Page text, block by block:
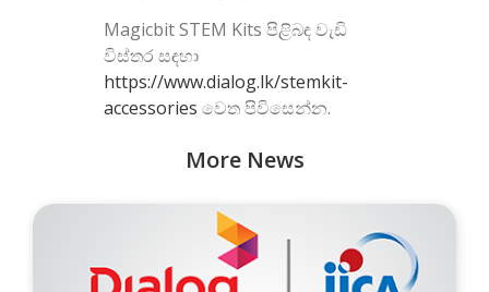
Magicbit STEM Kits පිළිබඳ වැඩි
විස්තර සඳහා
https://www.dialog.lk/stemkit-
accessories වෙත පිවිසෙන්න.
More News